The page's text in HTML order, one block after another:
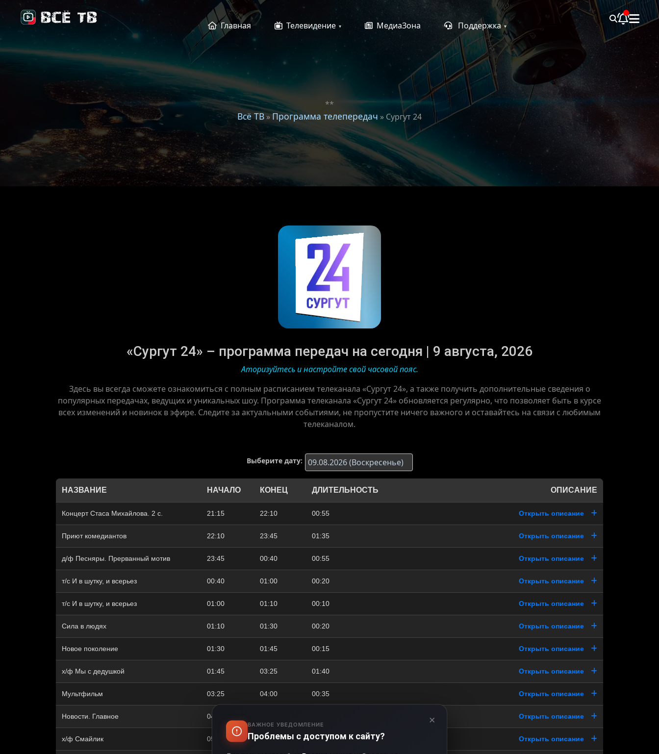
Главная Телевидение МедиаЗона Поддержка
**
Всё ТВ »Программа телепередач » Сургут 24
«Сургут 24» – программа передач на сегодня | 9 августа, 2026
Аторизуйтесь и настройте свой часовой пояс.
Здесь вы всегда сможете ознакомиться с полным расписанием телеканала «Сургут 24», а также получить дополнительные сведения о
популярных передачах, ведущих и уникальных шоу. Программа телеканала «Сургут 24» обновляется регулярно, что позволяет быть в курсе
всех изменений и новинок в эфире. Следите за актуальными событиями, не пропустите ничего важного и оставайтесь на связи с любимым
телеканалом.
Выберите дату:
НАЗВАНИЕ НАЧАЛО КОНЕЦ ДЛИТЕЛЬНОСТЬ ОПИСАНИЕ
Концерт Стаса Михайлова. 2 с. 21:15 22:10 00:55 Открыть описание
Приют комедиантов 22:10 23:45 01:35 Открыть описание
д/ф Песняры. Прерванный мотив 23:45 00:40 00:55 Открыть описание
т/с И в шутку, и всерьез 00:40 01:00 00:20 Открыть описание
т/с И в шутку, и всерьез 01:00 01:10 00:10 Открыть описание
Сила в людях 01:10 01:30 00:20 Открыть описание
Новое поколение 01:30 01:45 00:15 Открыть описание
х/ф Мы с дедушкой 01:45 03:25 01:40 Открыть описание
Mультфильм 03:25 04:00 00:35 Открыть описание
Новости. Главное 04:00 Открыть описание
х/ф Смайлик 05:05 06:35 01:30 Открыть описание
×
ВАЖНОЕ УВЕДОМЛЕНИЕ
Проблемы с доступом к сайту?